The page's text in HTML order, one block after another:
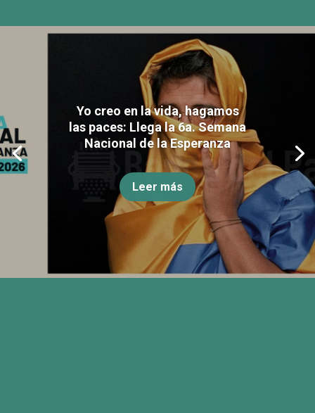
Yo creo en la vida, hagamos
las paces: Llega la 6a. Semana
Nacional de la Esperanza
Leer más